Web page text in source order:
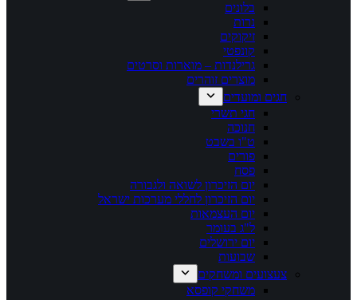
בלונים
נרות
זיקוקים
קונפטי
גרילנדות – מוארות וסרטים
מוצרים זוהרים
חגים ומועדים
חגי תשרי
חנוכה
ט"ו בשבט
פורים
פסח
יום הזיכרון לשואה ולגבורה
יום הזיכרון לחללי מערכות ישראל
יום העצמאות
ל"ג בעומר
יום ירושלים
שבועות
צעצועים ומשחקים
משחקי קופסא